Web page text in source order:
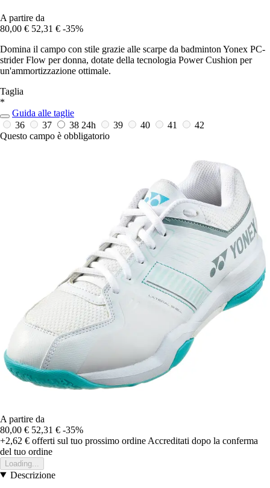
A partire da
80,00 € 52,31 € -35%
Domina il campo con stile grazie alle scarpe da badminton Yonex PC-
strider Flow per donna, dotate della tecnologia Power Cushion per
un'ammortizzazione ottimale.
Taglia
*
Guida alle taglie
36
37 38 24h 39 40 41
42
Questo campo è obbligatorio
A partire da
80,00 € 52,31 € -35%
+2,62 € offerti sul tuo prossimo ordine Accreditati dopo la conferma
del tuo ordine
Loading...
Descrizione